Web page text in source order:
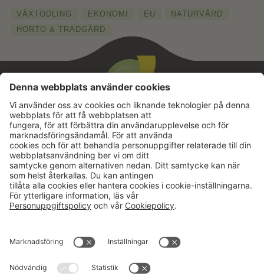
VÄXTODLING EKONOMI EU
NATURVÅRD
HORTO & TRÄDGÅRD
Aktuellt
Karriär
Kalender
Press & media
Om oss
Verksamheter
Hushållningssällskapens
Förbund
Tjänster